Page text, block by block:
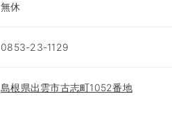
無休
0853-23-1129
島根県出雲市古志町1052番地